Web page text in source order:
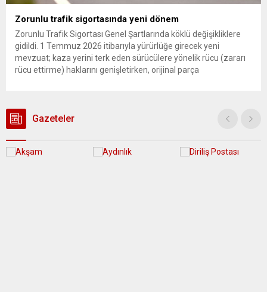
Zorunlu trafik sigortasında yeni dönem
Zorunlu Trafik Sigortası Genel Şartlarında köklü değişikliklere
gidildi. 1 Temmuz 2026 itibarıyla yürürlüğe girecek yeni
mevzuat; kaza yerini terk eden sürücülere yönelik rücu (zararı
rücu ettirme) haklarını genişletirken, orijinal parça
Gazeteler